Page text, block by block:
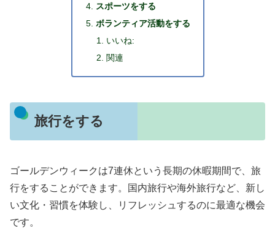
スポーツをする
ボランティア活動をする
いいね:
関連
旅行をする
ゴールデンウィークは7連休という長期の休暇期間で、旅
行をすることができます。国内旅行や海外旅行など、新し
い文化・習慣を体験し、リフレッシュするのに最適な機会
です。